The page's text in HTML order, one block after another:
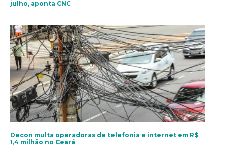
julho, aponta CNC
Decon multa operadoras de telefonia e internet em R$
1,4 milhão no Ceará